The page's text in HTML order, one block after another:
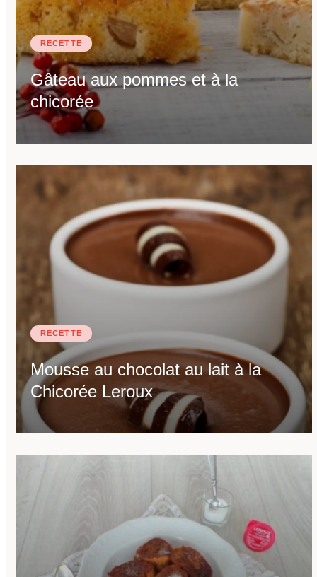
RECETTE
Gâteau aux pommes et à la
chicorée
RECETTE
Mousse au chocolat au lait à la
Chicorée Leroux